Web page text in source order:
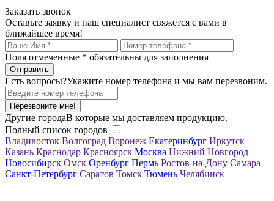
Заказать звонок
Оставьте заявку и наш специалист свяжется с вами в
ближайшее время!
Поля отмеченные * обязательны для заполнения
Есть вопросы?Укажите номер телефона и мы вам перезвоним.
Перезвоните мне!
Другие городаВ которые мы доставляем продукцию.
Полный список городов
Владивосток Волгоград Воронеж Екатеринбург Иркутск
Казань Краснодар Красноярск Москва Нижний Новгород
Новосибирск Омск Оренбург Пермь Ростов-на-Дону Самара
Санкт-Петербург Саратов Томск Тюмень Челябинск